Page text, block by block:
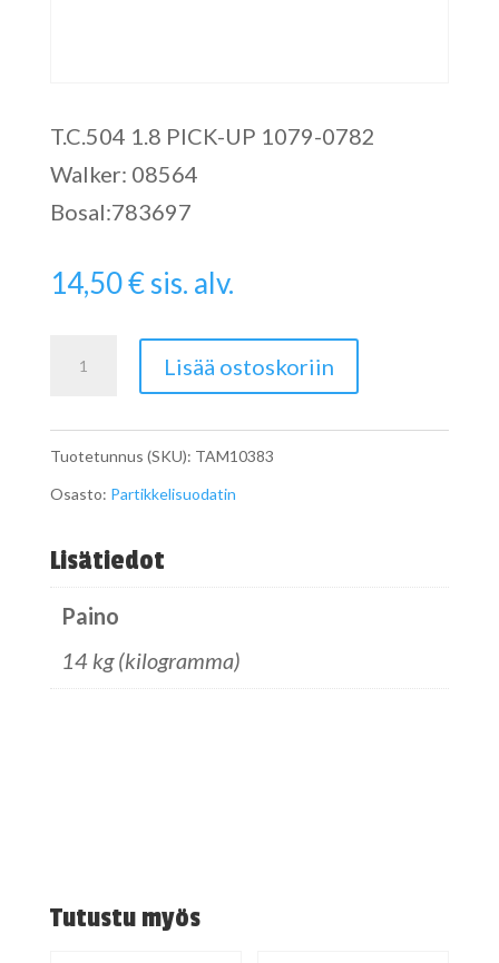
T.C.504 1.8 PICK-UP 1079-0782
Walker: 08564
Bosal:783697
14,50€sis. alv.
Lisää ostoskoriin
Tuotetunnus (SKU): TAM10383
Osasto: Partikkelisuodatin
Lisätiedot
Paino
14 kg (kilogramma)
Tutustu myös